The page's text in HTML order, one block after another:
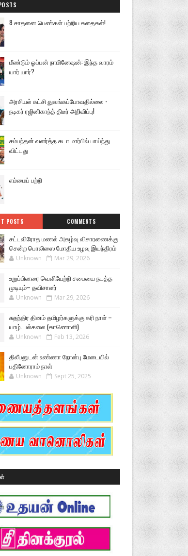
8 சாதனை பெண்கள் பற்றிய கதைகள்!
மீண்டும் ஓப்பன் நாமினேஷன்: இந்த வாரம்
யார் யார்?
அரசியல் கட்சி துவங்கப்போவதில்லை -
நடிகர் ரஜினிகாந்த் திடீர் அறிவிப்பு!
சம்பந்தன் வளர்த்த கடா மார்பில் பாய்ந்து
விட்டது
எம்மைப் பற்றி
POSTS COMMENTS
சட்டவிரோத மணல் அகழ்வு விசாரணைக்கு
சென்ற பொலிஸை மோதிய உழவு இயந்திரம்
Unknown Mar 29, 2026
உறுப்பினரை வெளியேற்றி சபையை நடத்த
முடியும்– தவிசாளர்
Unknown Mar 29, 2026
சுதந்திர தினம் தமிழர்களுக்கு கரி நாள் –
யாழ். பல்கலை (காணொளி)
Unknown Feb 13, 2026
திலீபனுடன் உண்ணா நோன்பு மேடையில்
பதினோராம் நாள்
Unknown Sept 25, 2025